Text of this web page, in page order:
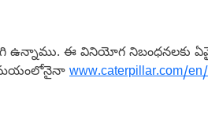
ఈ వినియోగ నిబంధనలకు
www.caterpillar.com/